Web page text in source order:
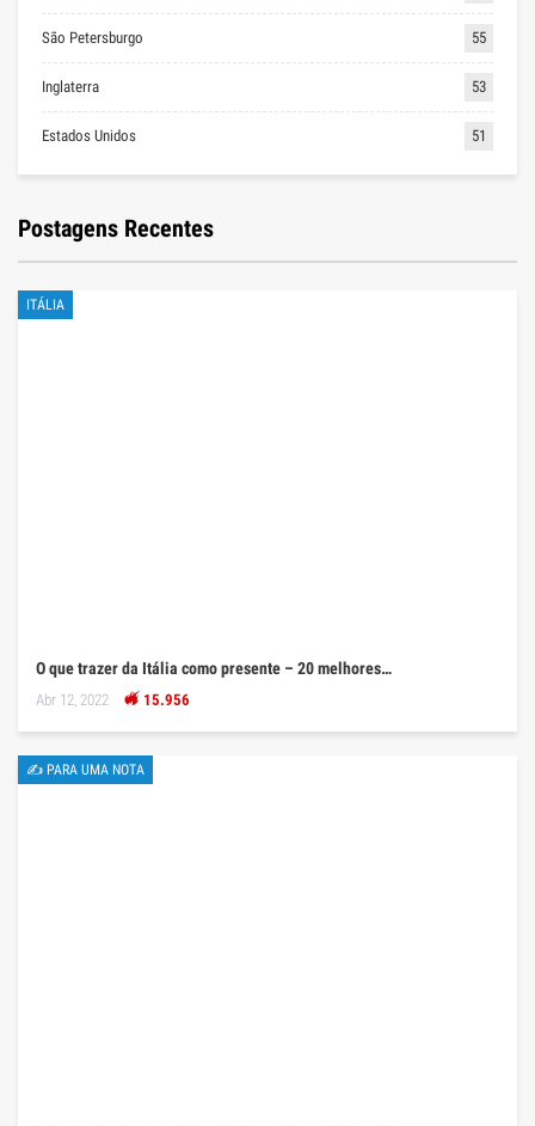
São Petersburgo 55
Inglaterra 53
Estados Unidos 51
Postagens Recentes
ITÁLIA
O que trazer da Itália como presente – 20 melhores…
Abr 12, 2022 15.956
✍ PARA UMA NOTA